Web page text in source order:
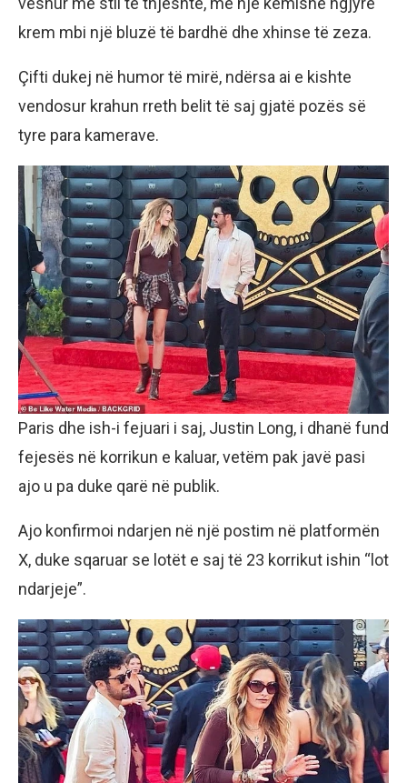
krem mbi një bluzë të bardhë dhe xhinse të zeza.
Çifti dukej në humor të mirë, ndërsa ai e kishte
vendosur krahun rreth belit të saj gjatë pozës së
tyre para kamerave.
Paris dhe ish-i fejuari i saj, Justin Long, i dhanë fund
fejesës në korrikun e kaluar, vetëm pak javë pasi
ajo u pa duke qarë në publik.
Ajo konfirmoi ndarjen në një postim në platformën
X, duke sqaruar se lotët e saj të 23 korrikut ishin “lot
ndarjeje”.